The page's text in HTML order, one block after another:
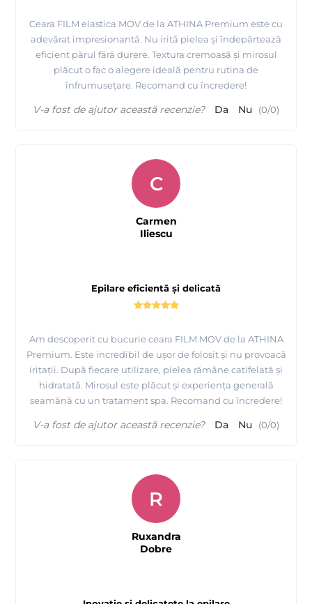
Tutorial epilare Brate cu Ceara FILM elastica Aurie -
ATHINA Premium Formula
Tutorial epilare Axila cu Ceara FILM elastica Argintie -
ATHINA Premium Formula
Ceara FILM elastica MOV de la ATHINA Premium este cu
adevărat impresionantă. Nu irită pielea și îndepărtează
eficient părul fără durere. Textura cremoasă și mirosul
plăcut o fac o alegere ideală pentru rutina de
înfrumusețare. Recomand cu încredere!
V-a fost de ajutor această recenzie? Da Nu (0/0)
Epilare eficientă și delicată
Am descoperit cu bucurie ceara FILM MOV de la ATHINA
Premium. Este incredibil de ușor de folosit și nu provoacă
iritații. După fiecare utilizare, pielea rămâne catifelată și
hidratată. Mirosul este plăcut și experiența generală
seamănă cu un tratament spa. Recomand cu încredere!
C
Carmen
Iliescu
V-a fost de ajutor această recenzie? Da Nu (0/0)
R
Ruxandra
Dobre